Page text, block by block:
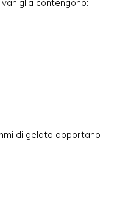
contengono:
di gelato apportano